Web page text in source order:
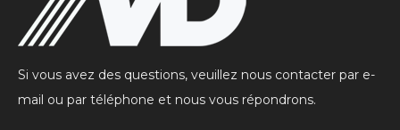
Si vous avez des questions, veuillez nous contacter par e-
mail ou par téléphone et nous vous répondrons.